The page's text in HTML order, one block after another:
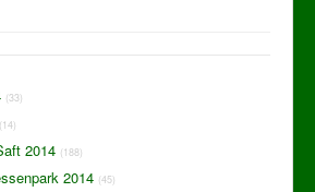
(33)
(14)
2014 (188)
2014 (45)